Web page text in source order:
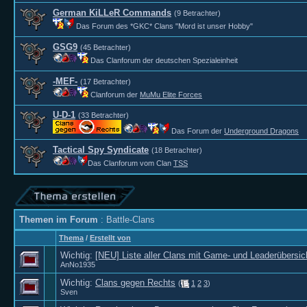
German KiLLeR Commands (9 Betrachter)
Das Forum des *GKC* Clans "Mord ist unser Hobby"
GSG9 (45 Betrachter)
Das Clanforum der deutschen Spezialeinheit
-MEF- (17 Betrachter)
Clanforum der MuMu Elite Forces
U-D-1 (33 Betrachter)
Das Forum der Underground Dragons
Tactical Spy Syndicate (18 Betrachter)
Das Clanforum vom Clan TSS
Themen im Forum : Battle-Clans
Thema / Erstellt von
Wichtig: [NEU] Liste aller Clans mit Game- und
AnNo1935
Wichtig: Clans gegen Rechts ( 1 2 3)
Sven